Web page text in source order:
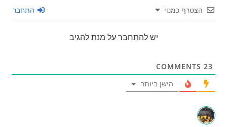
הצטרף כמנוי התחבר
יש להתחבר על מנת להגיב
23
הישן ביותר